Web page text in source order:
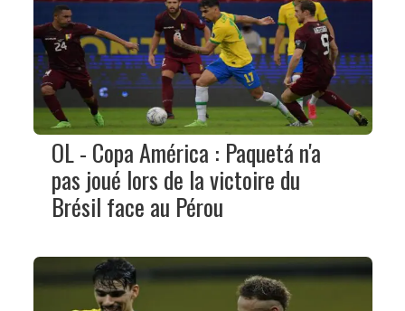
OL - Copa América : Paquetá n'a
pas joué lors de la victoire du
Brésil face au Pérou